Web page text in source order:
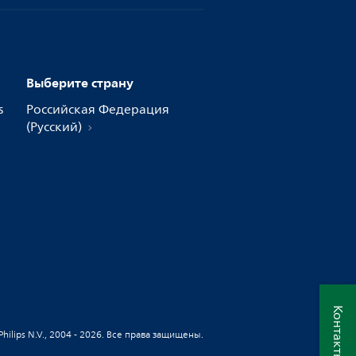
Контакты
Выберите страну
Российская Федерация
(Русский)
N.V., 2004 - 2026. Все права защищены.